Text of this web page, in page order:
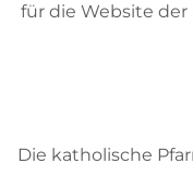
für die Website
Die katholische